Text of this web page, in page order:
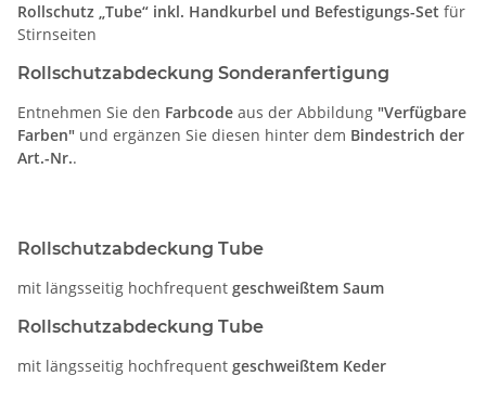
Rollschutz „Tube“ inkl. Handkurbel und Befestigungs-Set für
Stirnseiten
Rollschutzabdeckung Sonderanfertigung
Entnehmen Sie den Farbcode aus der Abbildung "Verfügbare
Farben" und ergänzen Sie diesen hinter dem Bindestrich der
Art.-Nr..
Rollschutzabdeckung Tube
mit längsseitig hochfrequent geschweißtem Saum
Rollschutzabdeckung Tube
mit längsseitig hochfrequent geschweißtem Keder